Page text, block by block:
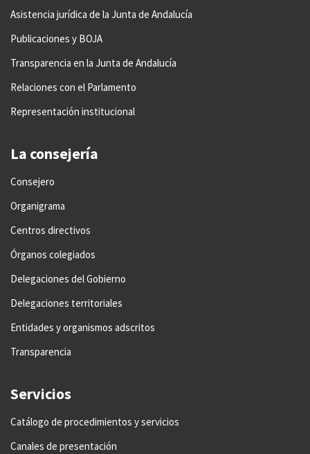
Asistencia jurídica de la Junta de Andalucía
Publicaciones y BOJA
Transparencia en la Junta de Andalucía
Relaciones con el Parlamento
Representación institucional
La consejería
Consejero
Organigrama
Centros directivos
Órganos colegiados
Delegaciones del Gobierno
Delegaciones territoriales
Entidades y organismos adscritos
Transparencia
Servicios
Catálogo de procedimientos y servicios
Canales de presentación